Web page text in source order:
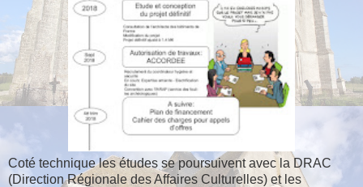
Coté technique les études se poursuivent avec la DRAC
(Direction Régionale des Affaires Culturelles) et les